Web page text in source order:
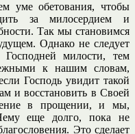
уме обетования, чтобы
за милосердием и
Так мы становимся
Однако не следует
Господней милости, тем
к нашим словам,
Господь увидит такой
и восстановить в Своей
в прощении, и мы,
еще долго, пока не
Это сделает